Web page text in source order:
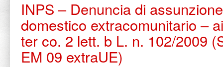
INPS – Denuncia di
domestico extracomunitario –
ter co. 2 lett. b L. n. 102/2009
EM 09 extraUE)